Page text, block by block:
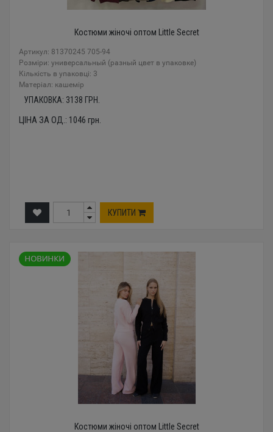
Костюми жіночі оптом Little Secret
Артикул: 81370245 705-94
Розміри: универсальный (разный цвет в упаковке)
Кількість в упаковці: 3
Mатеріал: кашемір
УПАКОВКА: 3138 ГРН.
ЦІНА ЗА ОД.: 1046 грн.
КУПИТИ
Костюми жіночі оптом Little Secret